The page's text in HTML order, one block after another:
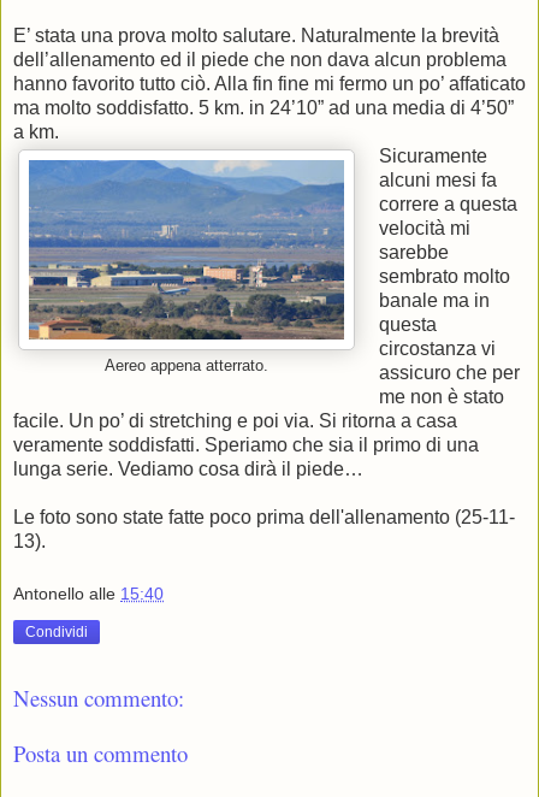
E’ stata una prova molto salutare. Naturalmente la brevità
dell’allenamento ed il piede che non dava alcun problema
hanno favorito tutto ciò. Alla fin fine mi fermo un po’ affaticato
ma molto soddisfatto. 5 km. in 24’10” ad una media di 4’50”
a km.
Aereo appena atterrato.
Sicuramente
alcuni mesi fa
correre a questa
velocità mi
sarebbe
sembrato molto
banale ma in
questa
circostanza vi
assicuro che per
me non è stato
facile. Un po’ di stretching e poi via. Si ritorna a casa
veramente soddisfatti. Speriamo che sia il primo di una
lunga serie. Vediamo cosa dirà il piede…
Le foto sono state fatte poco prima dell'allenamento (25-11-
13).
Antonello alle 15:40
Condividi
Nessun commento:
Posta un commento